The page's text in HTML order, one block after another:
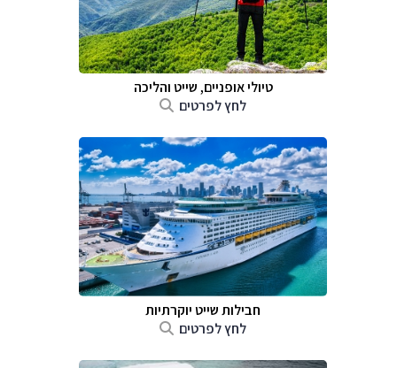
טיולי אופניים, שייט והליכה
לחץ לפרטים
חבילות שייט יוקרתיות
לחץ לפרטים